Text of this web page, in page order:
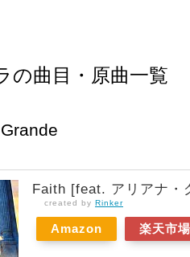
の曲目・原曲一覧
Faith [feat. アリアナ・
created by Rinker
Amazon 楽天市場